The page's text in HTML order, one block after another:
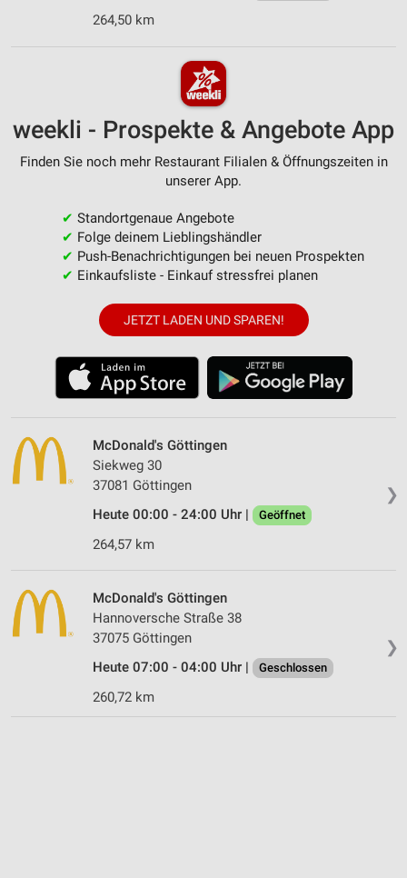
264,50 km
weekli - Prospekte & Angebote App
Finden Sie noch mehr Restaurant Filialen & Öffnungszeiten in
unserer App.
✔ Standortgenaue Angebote
✔ Folge deinem Lieblingshändler
✔ Push-Benachrichtigungen bei neuen Prospekten
✔ Einkaufsliste - Einkauf stressfrei planen
JETZT LADEN UND SPAREN!
❯
McDonald's Göttingen
Siekweg 30
37081 Göttingen
Heute 00:00 - 24:00 Uhr |
Geöffnet
264,57 km
❯
McDonald's Göttingen
Hannoversche Straße 38
37075 Göttingen
Heute 07:00 - 04:00 Uhr |
Geschlossen
260,72 km